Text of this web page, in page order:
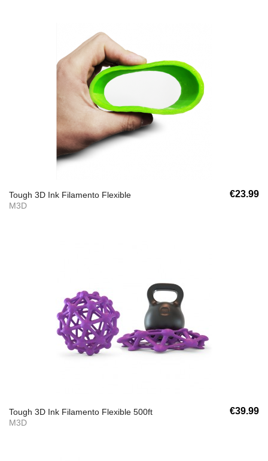
Tough 3D Ink Filamento Flexible
M3D
€23.99
Tough 3D Ink Filamento Flexible 500ft
M3D
€39.99